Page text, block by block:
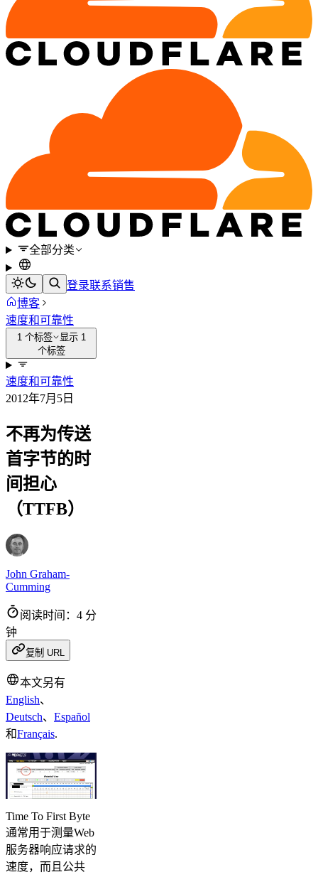
全部分类
登录联系销售
博客
速度和可靠性
1 个标签
显示 1
个标签
速度和可靠性
2012年7月5日
不再为传送
首字节的时
间担心
（TTFB）
John Graham-
Cumming
阅读时间：4 分
钟
复制 URL
本文另有
English、
Deutsch、 Español
和Français.
Time To First Byte
通常用于测量Web
服务器响应请求的
速度，而且公共